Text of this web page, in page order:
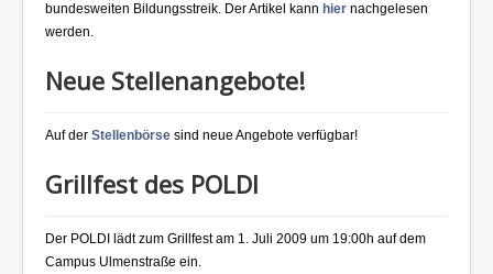
bundesweiten Bildungsstreik. Der Artikel kann hier nachgelesen
werden.
Neue Stellenangebote!
Auf der Stellenbörse sind neue Angebote verfügbar!
Grillfest des POLDI
Der POLDI lädt zum Grillfest am 1. Juli 2009 um 19:00h auf dem
Campus Ulmenstraße ein.